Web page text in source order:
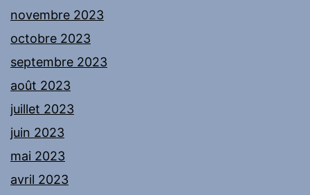
novembre 2023
octobre 2023
septembre 2023
août 2023
juillet 2023
juin 2023
mai 2023
avril 2023